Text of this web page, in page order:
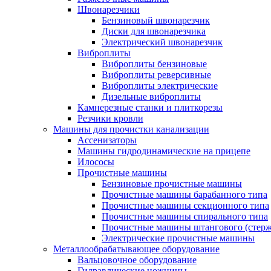
Швонарезчики
Бензиновый швонарезчик
Диски для швонарезчика
Электрический швонарезчик
Виброплиты
Виброплиты бензиновые
Виброплиты реверсивные
Виброплиты электрические
Дизельные виброплиты
Камнерезные станки и плиткорезы
Резчики кровли
Машины для прочистки канализации
Ассенизаторы
Машины гидродинамические на прицепе
Илососы
Прочистные машины
Бензиновые прочистные машины
Прочистные машины барабанного типа
Прочистные машины секционного типа
Прочистные машины спирального типа
Прочистные машины штангового
Электрические прочистные машины
Металлообрабатывающее оборудование
Вальцовочное оборудование